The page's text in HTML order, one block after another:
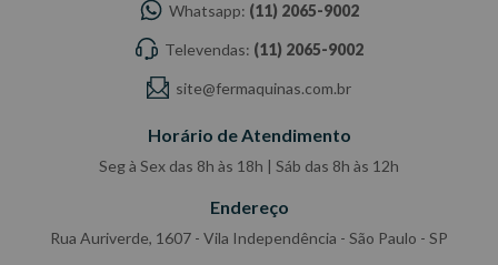
Whatsapp: (11) 2065-9002
Televendas: (11) 2065-9002
site@fermaquinas.com.br
Horário de Atendimento
Seg à Sex das 8h às 18h | Sáb das 8h às 12h
Endereço
Rua Auriverde, 1607 - Vila Independência - São Paulo - SP